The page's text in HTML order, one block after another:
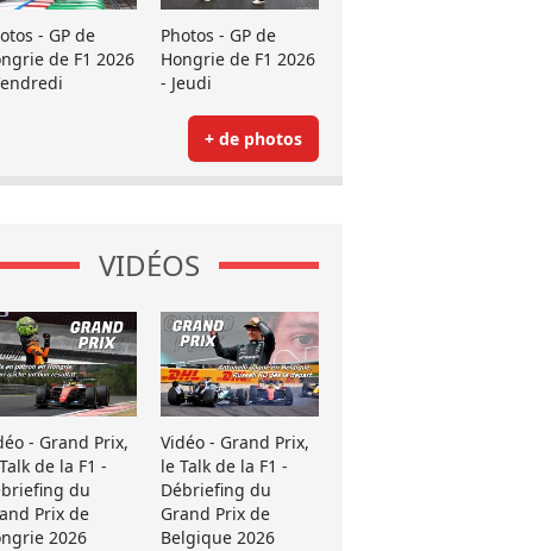
- GP de
de F1 2026
Photos - GP de
Hongrie de F1 2026
- Jeudi
+ de photos
VIDÉOS
- Grand Prix,
de la F1 -
du
Prix de
2026
Vidéo - Grand Prix,
le Talk de la F1 -
Débriefing du
Grand Prix de
Belgique 2026